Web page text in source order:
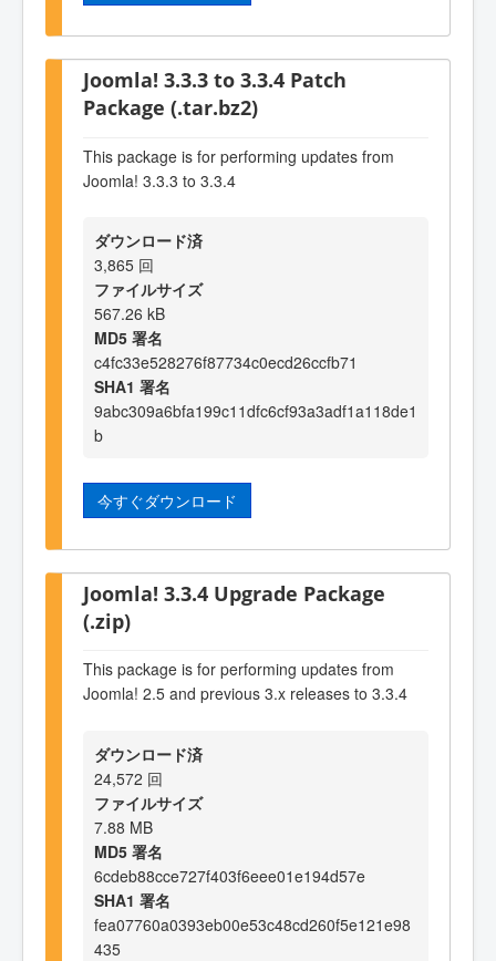
Joomla! 3.3.3 to 3.3.4 Patch
Package (.tar.bz2)
This package is for performing updates from
Joomla! 3.3.3 to 3.3.4
ダウンロード済
3,865 回
ファイルサイズ
567.26 kB
MD5 署名
c4fc33e528276f87734c0ecd26ccfb71
SHA1 署名
9abc309a6bfa199c11dfc6cf93a3adf1a118de1
b
今すぐダウンロード
Joomla! 3.3.4 Upgrade Package
(.zip)
This package is for performing updates from
Joomla! 2.5 and previous 3.x releases to 3.3.4
ダウンロード済
24,572 回
ファイルサイズ
7.88 MB
MD5 署名
6cdeb88cce727f403f6eee01e194d57e
SHA1 署名
fea07760a0393eb00e53c48cd260f5e121e98
435